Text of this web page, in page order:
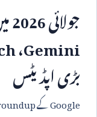
جولائی2026
Gemini،
بڑی اپڈیٹس
Googleکے